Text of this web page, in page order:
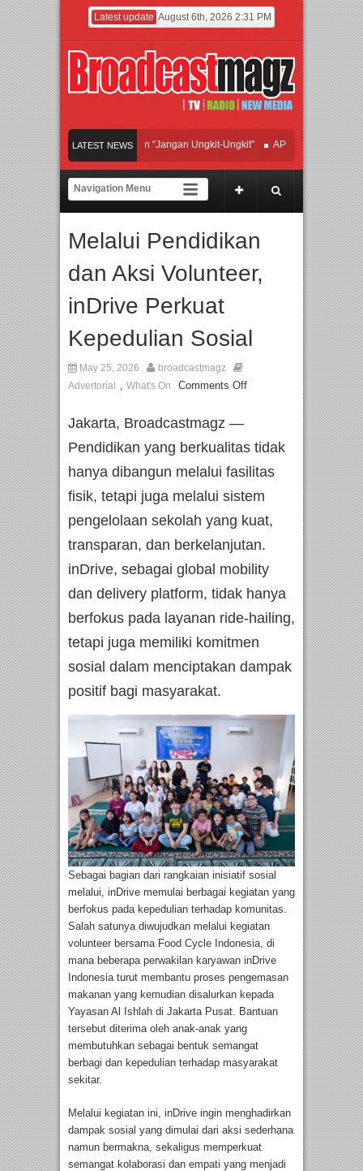
Latest update August 6th, 2026 2:31 PM
LATEST NEWS
Hadirkan Hipdut Modern “Jangan Ungkit-Ungkit” APMF 2026 Dorong
Perpaduan Warisan Dan Semangat Lokal, BIRKENSTOCK INDONESIA
Orchestra Presents The Beatles & Queen – feat. Marcello Tahitoe dan
Melalui Pendidikan
dan Aksi Volunteer,
inDrive Perkuat
Kepedulian Sosial
May 25, 2026
broadcastmagz
Advertorial
, What's On Comments Off
Jakarta, Broadcastmagz —
Pendidikan yang berkualitas tidak
hanya dibangun melalui fasilitas
fisik, tetapi juga melalui sistem
pengelolaan sekolah yang kuat,
transparan, dan berkelanjutan.
inDrive, sebagai global mobility
dan delivery platform, tidak hanya
berfokus pada layanan ride-hailing,
tetapi juga memiliki komitmen
sosial dalam menciptakan dampak
positif bagi masyarakat.
Sebagai bagian dari rangkaian inisiatif sosial
melalui, inDrive memulai berbagai kegiatan yang
berfokus pada kepedulian terhadap komunitas.
Salah satunya diwujudkan melalui kegiatan
volunteer bersama Food Cycle Indonesia, di
mana beberapa perwakilan karyawan inDrive
Indonesia turut membantu proses pengemasan
makanan yang kemudian disalurkan kepada
Yayasan Al Ishlah di Jakarta Pusat. Bantuan
tersebut diterima oleh anak-anak yang
membutuhkan sebagai bentuk semangat
berbagi dan kepedulian terhadap masyarakat
sekitar.
Melalui kegiatan ini, inDrive ingin menghadirkan
dampak sosial yang dimulai dari aksi sederhana
namun bermakna, sekaligus memperkuat
semangat kolaborasi dan empati yang menjadi